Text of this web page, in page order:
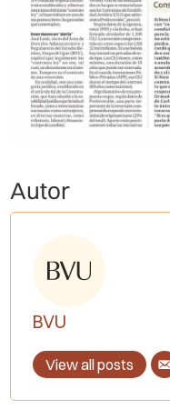
Autor
BVU
View all posts